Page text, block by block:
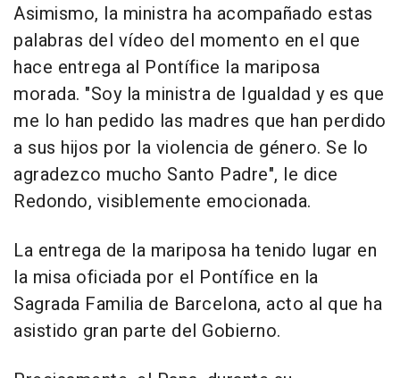
Asimismo, la ministra ha acompañado estas
palabras del vídeo del momento en el que
hace entrega al Pontífice la mariposa
morada. "Soy la ministra de Igualdad y es que
me lo han pedido las madres que han perdido
a sus hijos por la violencia de género. Se lo
agradezco mucho Santo Padre", le dice
Redondo, visiblemente emocionada.
La entrega de la mariposa ha tenido lugar en
la misa oficiada por el Pontífice en la
Sagrada Familia de Barcelona, acto al que ha
asistido gran parte del Gobierno.